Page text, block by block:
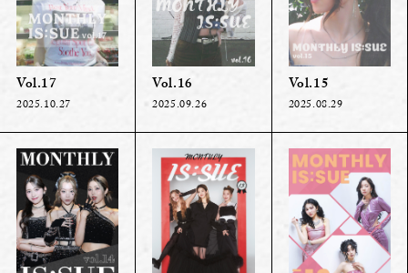
Vol.17
2025.10.27
Vol.16
2025.09.26
Vol.15
2025.08.29